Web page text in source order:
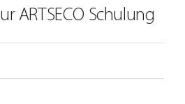
ARTSECO Schulung